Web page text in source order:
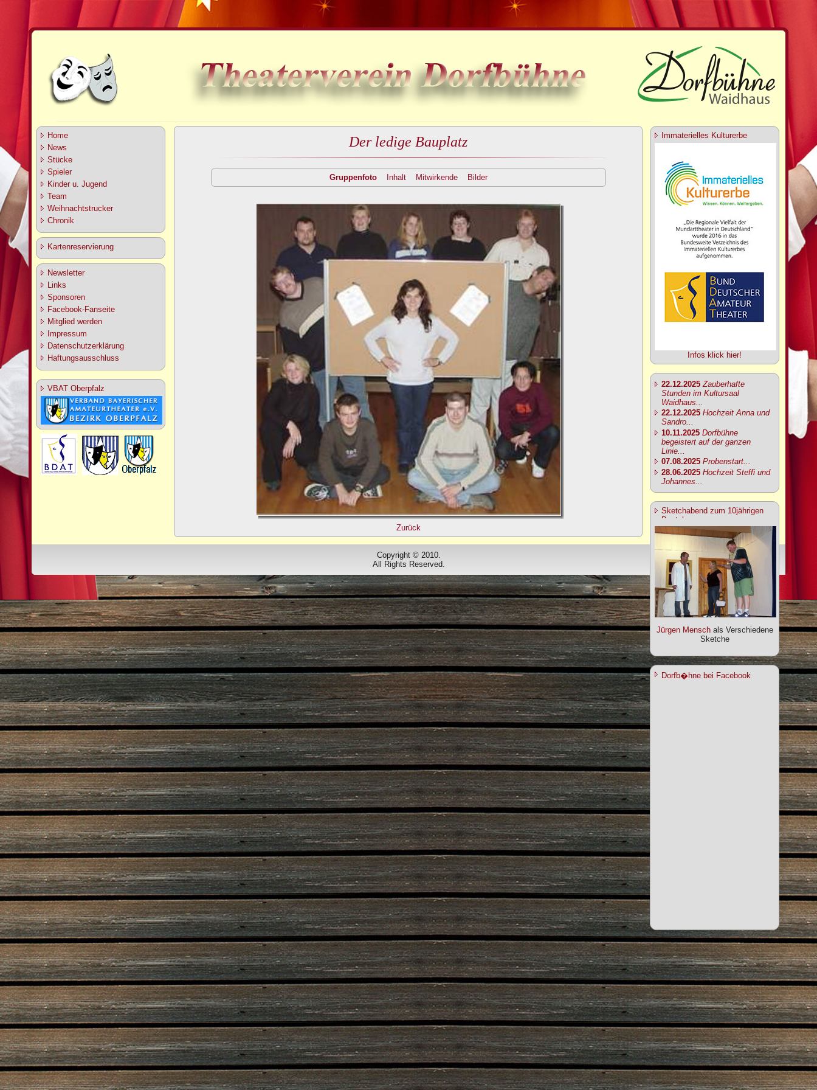
Home
News
Stücke
Spieler
Kinder u. Jugend
Team
Weihnachtstrucker
Chronik
Kartenreservierung
Newsletter
Links
Sponsoren
Facebook-Fanseite
Mitglied werden
Impressum
Datenschutzerklärung
Haftungsausschluss
VBAT Oberpfalz
Der ledige Bauplatz
Gruppenfoto Inhalt Mitwirkende Bilder
Zurück
Immaterielles Kulturerbe
Infos klick hier!
22.12.2025 Zauberhafte
Stunden im Kultursaal
Waidhaus...
22.12.2025 Hochzeit Anna und
Sandro...
10.11.2025 Dorfbühne
begeistert auf der ganzen
Linie...
07.08.2025 Probenstart...
28.06.2025 Hochzeit Steffi und
Johannes...
Sketchabend zum 10jährigen
Bestehen
Jürgen Menschals Verschiedene
Sketche
Dorfb�hne bei Facebook
Copyright © 2010.
All Rights Reserved.
Designed bywww.dorfbuehne.de.